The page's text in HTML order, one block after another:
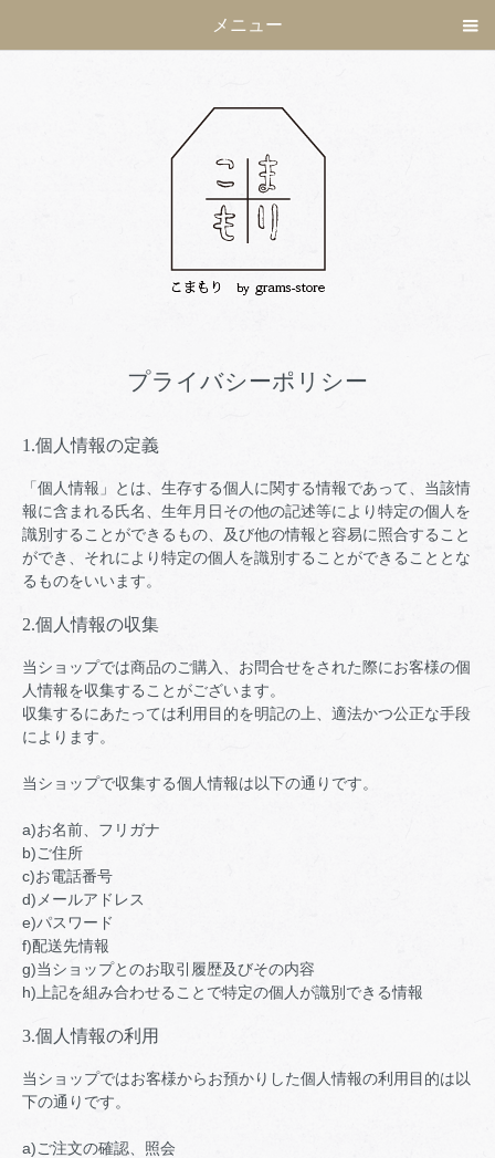
メニュー
プライバシーポリシー
1.個人情報の定義
「個人情報」とは、生存する個人に関する情報であって、当該情
報に含まれる氏名、生年月日その他の記述等により特定の個人を
識別することができるもの、及び他の情報と容易に照合すること
ができ、それにより特定の個人を識別することができることとな
るものをいいます。
2.個人情報の収集
当ショップでは商品のご購入、お問合せをされた際にお客様の個
人情報を収集することがございます。
収集するにあたっては利用目的を明記の上、適法かつ公正な手段
によります。
当ショップで収集する個人情報は以下の通りです。
a)お名前、フリガナ
b)ご住所
c)お電話番号
d)メールアドレス
e)パスワード
f)配送先情報
g)当ショップとのお取引履歴及びその内容
h)上記を組み合わせることで特定の個人が識別できる情報
3.個人情報の利用
当ショップではお客様からお預かりした個人情報の利用目的は以
下の通りです。
a)ご注文の確認、照会